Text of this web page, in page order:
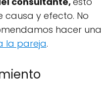
y efecto. No
hacer una
la pareja.